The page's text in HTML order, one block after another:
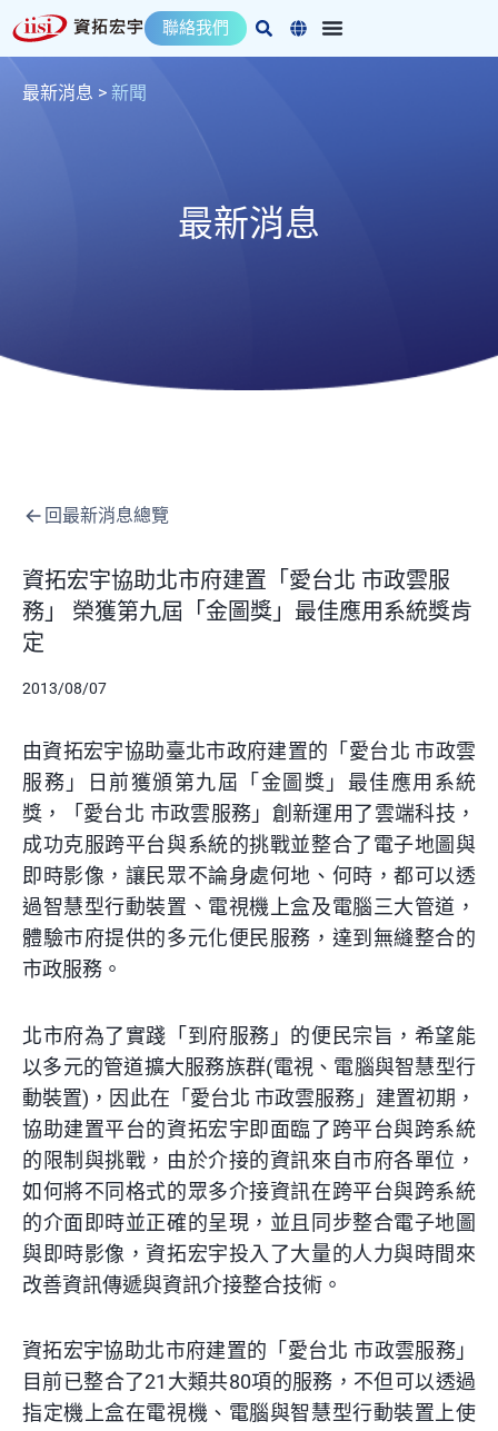
至
主
聯絡我們
最新消息 > 新聞
最新消息
回最新消息總覽
資拓宏宇協助北市府建置「愛台北 市政雲服
務」 榮獲第九屆「金圖獎」最佳應用系統獎肯
定
2013/08/07
由資拓宏宇協助臺北市政府建置的「愛台北 市政雲
服務」日前獲頒第九屆「金圖獎」最佳應用系統
獎，「愛台北 市政雲服務」創新運用了雲端科技，
成功克服跨平台與系統的挑戰並整合了電子地圖與
即時影像，讓民眾不論身處何地、何時，都可以透
過智慧型行動裝置、電視機上盒及電腦三大管道，
體驗市府提供的多元化便民服務，達到無縫整合的
市政服務。
北市府為了實踐「到府服務」的便民宗旨，希望能
以多元的管道擴大服務族群(電視、電腦與智慧型行
動裝置)，因此在「愛台北 市政雲服務」建置初期，
協助建置平台的資拓宏宇即面臨了跨平台與跨系統
的限制與挑戰，由於介接的資訊來自市府各單位，
如何將不同格式的眾多介接資訊在跨平台與跨系統
的介面即時並正確的呈現，並且同步整合電子地圖
與即時影像，資拓宏宇投入了大量的人力與時間來
改善資訊傳遞與資訊介接整合技術。
資拓宏宇協助北市府建置的「愛台北 市政雲服務」
目前已整合了21大類共80項的服務，不但可以透過
指定機上盒在電視機、電腦與智慧型行動裝置上使